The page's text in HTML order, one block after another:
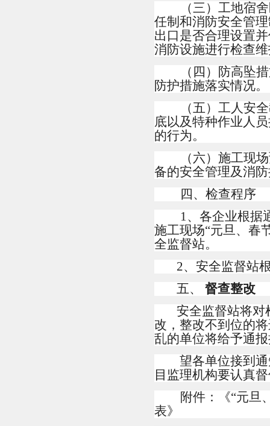
（三）工地宿
任制和消防安全管
出口是否合理设置
消防设施进行检查
（四）防高坠
防护措施落实情况。
（五）工人安
底以及特种作业人
的行为。
（六）施工现
备的安全管理及消
四、检查程序
1、各企业根据
施工现场“元旦、春
全监督站。
2、安全监督站
五、
督查整改
安全监督站将对
改，整改不到位的
乱的单位将给予通
望各单位接到
目监理机构要认真
附件：《“元旦
表》